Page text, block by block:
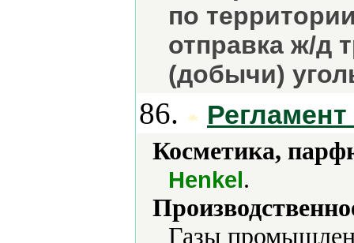
по
отправка ж/д
(добычи)
86.
Косметика,
Henkel.
Газы